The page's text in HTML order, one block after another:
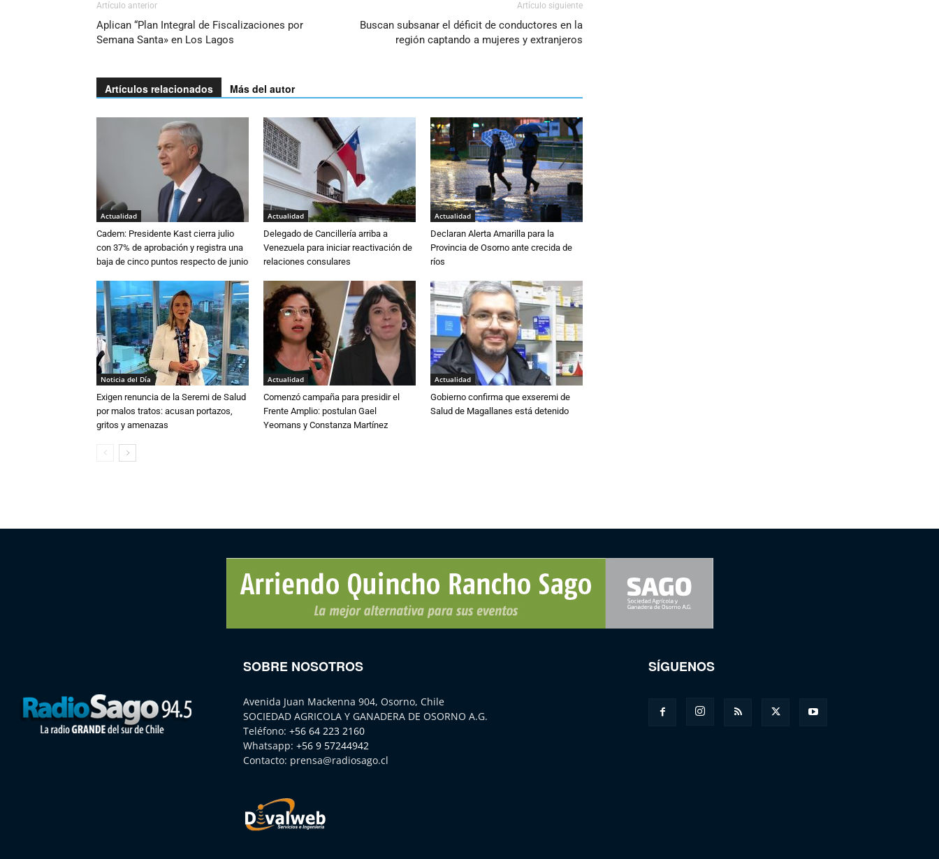
Artículo anterior
Aplican “Plan Integral de Fiscalizaciones por
Semana Santa» en Los Lagos
Artículo siguiente
Buscan subsanar el déficit de conductores en la
región captando a mujeres y extranjeros
Artículos relacionados Más del autor
Actualidad
Cadem: Presidente Kast cierra julio
con 37% de aprobación y registra una
baja de cinco puntos respecto de junio
Actualidad
Delegado de Cancillería arriba a
Venezuela para iniciar reactivación de
relaciones consulares
Actualidad
Declaran Alerta Amarilla para la
Provincia de Osorno ante crecida de
ríos
Noticia del Día
Exigen renuncia de la Seremi de Salud
por malos tratos: acusan portazos,
gritos y amenazas
Actualidad
Comenzó campaña para presidir el
Frente Amplio: postulan Gael
Yeomans y Constanza Martínez
Actualidad
Gobierno confirma que exseremi de
Salud de Magallanes está detenido
SOBRE NOSOTROS
Avenida Juan Mackenna 904, Osorno, Chile
SOCIEDAD AGRICOLA Y GANADERA DE OSORNO A.G.
Teléfono: +56 64 223 2160
Whatsapp: +56 9 57244942
Contacto: prensa@radiosago.cl
SÍGUENOS